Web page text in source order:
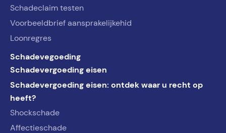
Schadeclaim testen
Voorbeeldbrief aansprakelijkehid
Loonregres
Schadevegoeding
Schadevergoeding eisen
Schadevergoeding eisen: ontdek waar u recht op
heeft?
Shockschade
Affectieschade